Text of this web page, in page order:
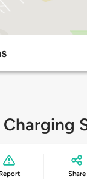
Charging
Report Share